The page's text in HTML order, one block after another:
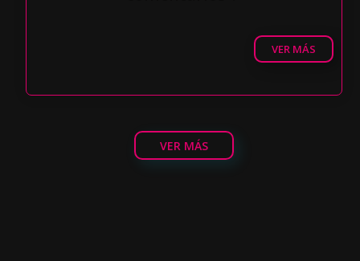
VER MÁS
VER MÁS